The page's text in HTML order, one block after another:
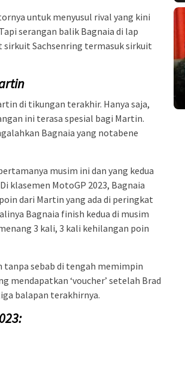
untuk menyusul rival yang kini
serangan balik Bagnaia di lap
Sachsenring termasuk sirkuit
di tikungan terakhir. Hanya saja,
ini terasa spesial bagi Martin.
Bagnaia yang notabene
musim ini dan yang kedua
klasemen MotoGP 2023, Bagnaia
dari Martin yang ada di peringkat
Bagnaia finish kedua di musim
3 kali, 3 kali kehilangan poin
tanpa sebab di tengah memimpin
mendapatkan ‘voucher’ setelah Brad
balapan terakhirnya.